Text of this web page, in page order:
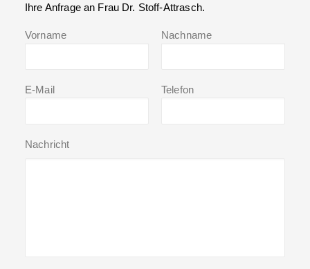
Ihre Anfrage an Frau Dr. Stoff-Attrasch.
Vorname Nachname
E-Mail Telefon
Nachricht